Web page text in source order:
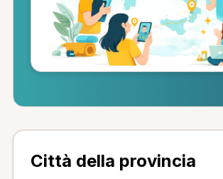
Città della provincia